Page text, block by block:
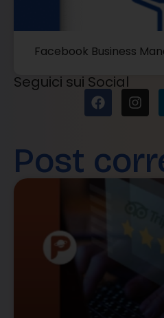
Facebook Business
Seguici sui Social
Post